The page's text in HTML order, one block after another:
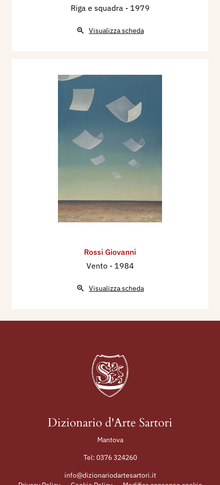
Riga e squadra - 1979
Visualizza scheda
Rossi Giovanni
Vento - 1984
Visualizza scheda
Dizionario d'Arte Sartori
Mantova
Tel: 0376 324260
info@dizionariodartesartori.it